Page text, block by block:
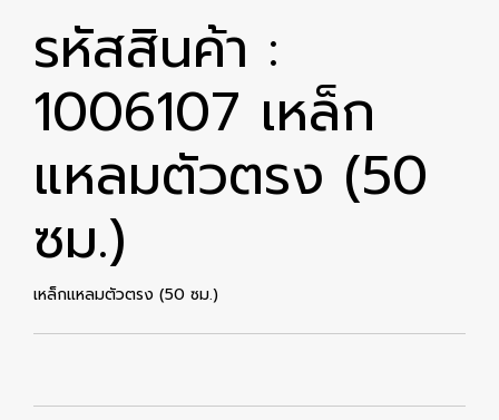
รหัสสินค้า :
1006107 เหล็ก
แหลมตัวตรง (50
ซม.)
เหล็กแหลมตัวตรง (50 ซม.)